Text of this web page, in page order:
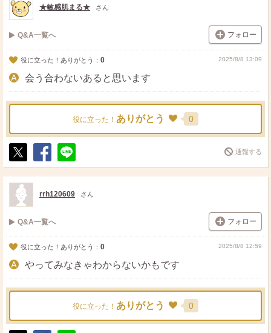
★敏感肌まる★ さん
Q&A一覧へ フォロー
役に立った！ありがとう： 0 2025/8/8 13:09
会う合わないあると思います
役に立った！ ありがとう 0
ポ
ス
ト
シ
ェ
送
る
通報する
rrh120609 さん
Q&A一覧へ フォロー
役に立った！ありがとう： 0 2025/8/8 12:59
やってみなきゃわからないかもです
役に立った！ ありがとう 0